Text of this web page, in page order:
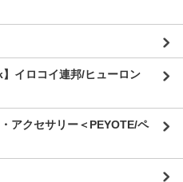
イロコイ連邦/ヒューロン
アクセサリー＜PEYOTE/ペ